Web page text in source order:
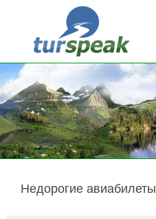
Перейти к основному содержанию
Недорогие авиабилеты